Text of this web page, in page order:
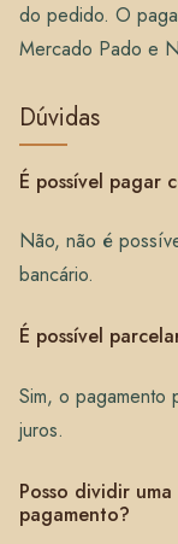
do pedido. O
Mercado Pado e
Dúvidas
É possível pagar
Não, não é
bancário.
É possível
Sim, o pagamento
juros.
Posso dividir
pagamento?